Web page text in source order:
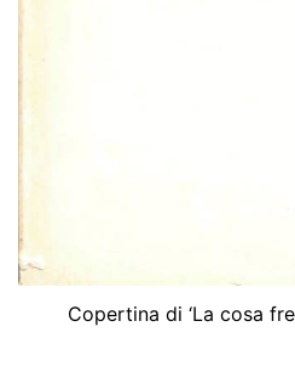
Copertina di ‘La cosa